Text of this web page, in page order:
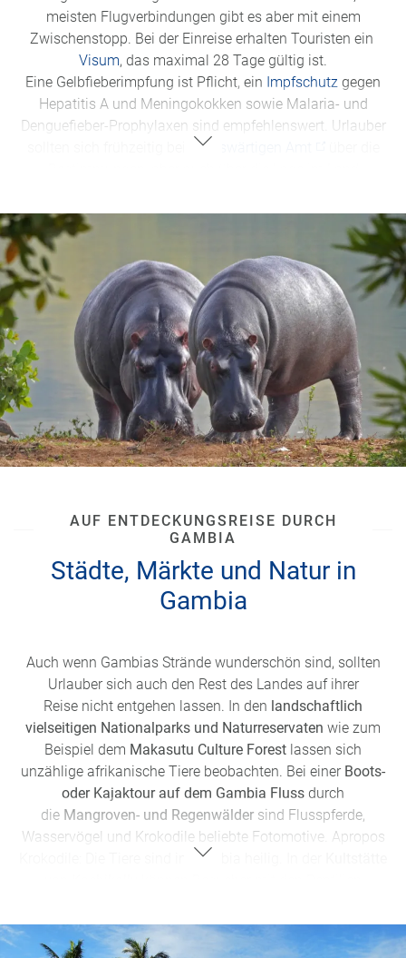
meisten Flugverbindungen gibt es aber mit einem
Zwischenstopp. Bei der Einreise erhalten Touristen ein
Visum, das maximal 28 Tage gültig ist.
Eine Gelbfieberimpfung ist Pflicht, ein Impfschutz gegen
Hepatitis A und Meningokokken sowie Malaria- und
Denguefieber-Prophylaxen sind empfehlenswert. Urlauber
sollten sich frühzeitig beimAuswärtigen Amt
Reiseland. Landeswährung ist der Dalasi, Amtssprache
aufgrund der britischen Kolonialherrschaft
Englisch. Die
Verständigung mit den Gambiern ist einfach: Die Menschen
gelten als besondersgastfreundlich und herzlich
– ein
Grund, warum das Land auch die 'Smiling Coast of
Africa'genannt wird.
AUF ENTDECKUNGSREISE DURCH
GAMBIA
Städte, Märkte und Natur in
Gambia
Auch wenn Gambias Strände wunderschön sind, sollten
Urlauber sich auch den Rest des Landes auf ihrer
Reise nicht entgehen lassen. In den landschaftlich
vielseitigen Nationalparks und Naturreservaten wie zum
Beispiel dem Makasutu Culture Forest lassen sich
unzählige afrikanische Tiere beobachten. Bei einer Boots-
oder Kajaktour auf dem Gambia Fluss durch
die Mangroven- und Regenwälder sind Flusspferde,
Wasservögel und Krokodile beliebte Fotomotive. Apropos
Krokodile: Die Tiere sind in Gambia heilig. In der
Tiere soll Glück und Fruchtbarkeit bringen. Die von der
UNESCO geschützten prähistorischen Steinkreise von